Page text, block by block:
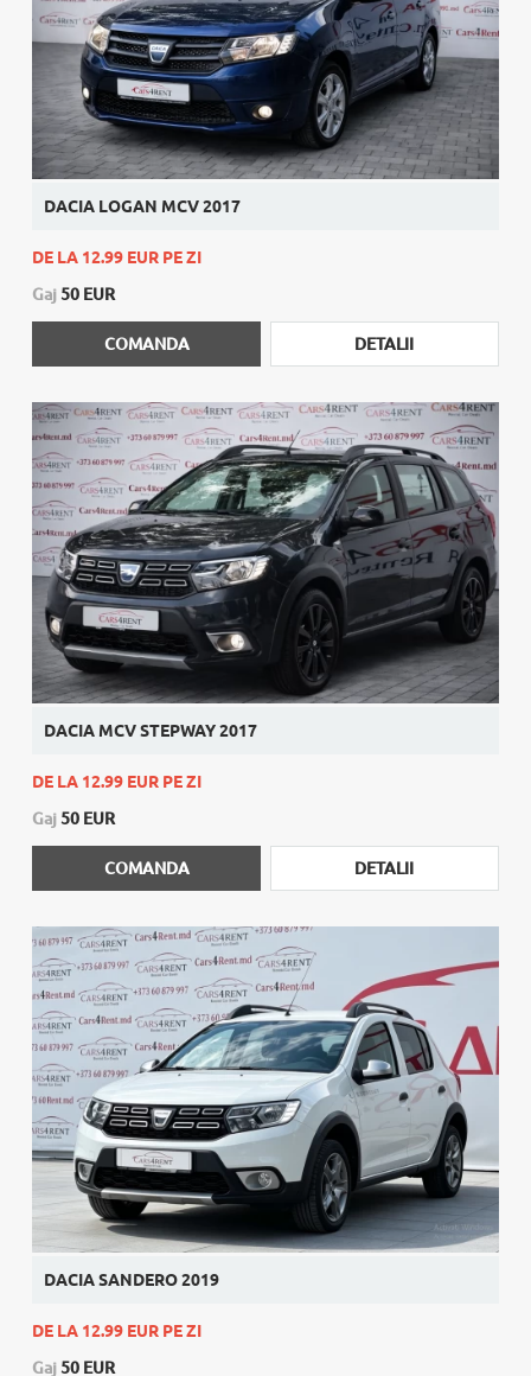
DACIA LOGAN MCV 2017
DE LA 12.99 EUR PE ZI
Gaj 50 EUR
COMANDA DETALII
DACIA MCV STEPWAY 2017
DE LA 12.99 EUR PE ZI
Gaj 50 EUR
COMANDA DETALII
DACIA SANDERO 2019
DE LA 12.99 EUR PE ZI
Gaj 50 EUR